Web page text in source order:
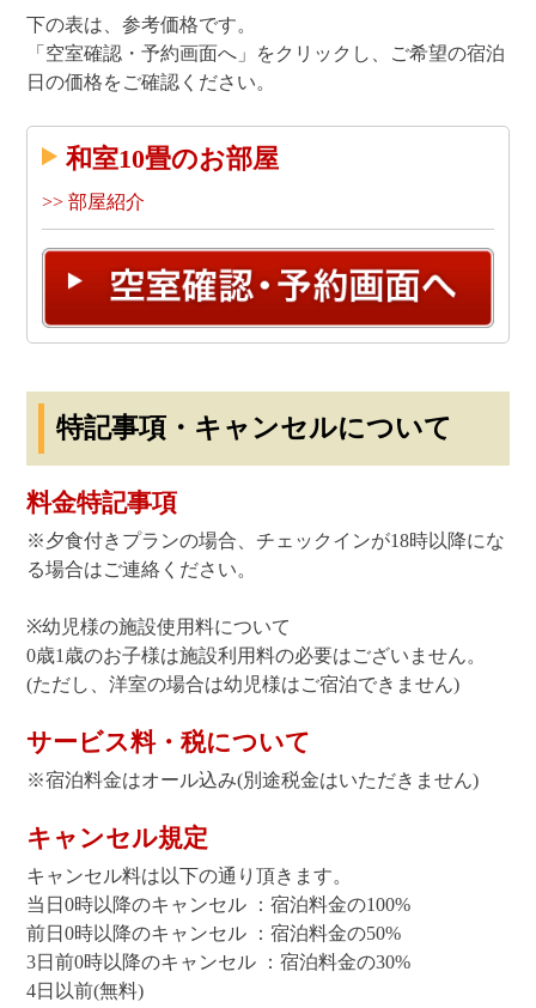
下の表は、参考価格です。
「空室確認・予約画面へ」をクリックし、ご希望の宿泊
日の価格をご確認ください。
和室10畳のお部屋
>> 部屋紹介
特記事項・キャンセルについて
料金特記事項
※夕食付きプランの場合、チェックインが18時以降にな
る場合はご連絡ください。
※幼児様の施設使用料について
0歳1歳のお子様は施設利用料の必要はございません。
(ただし、洋室の場合は幼児様はご宿泊できません)
サービス料・税について
※宿泊料金はオール込み(別途税金はいただきません)
キャンセル規定
キャンセル料は以下の通り頂きます。
当日0時以降のキャンセル ：宿泊料金の100%
前日0時以降のキャンセル ：宿泊料金の50%
3日前0時以降のキャンセル ：宿泊料金の30%
4日以前(無料)